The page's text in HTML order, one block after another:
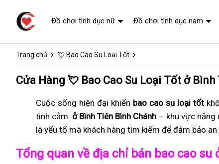
Trang chủ 💘 Bao Cao Su Loại Tốt
Cửa Hàng 💘 Bao Cao Su Loại Tốt ở
Cuộc sống hiện đại khiến bao cao su loại tốt
tình cảm.ở Bình Tiên Bình Chánh – khu vực
là yếu tố mà khách hàng tìm kiếm để đảm bảo
Tổng quan về địa chỉ bán bao cao su
Đồ chơi tình dục nữ Đồ chơi tình dục nam